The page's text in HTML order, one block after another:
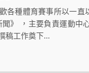
各種體育賽事所以一
聞》 ，主要負責運動
稿工作奠下...